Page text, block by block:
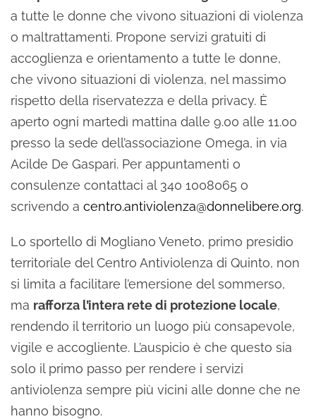
a tutte le donne che vivono situazioni di violenza
o maltrattamenti. Propone servizi gratuiti di
accoglienza e orientamento a tutte le donne,
che vivono situazioni di violenza, nel massimo
rispetto della riservatezza e della privacy. È
aperto ogni martedì mattina dalle 9.00 alle 11.00
presso la sede dell’associazione Omega, in via
Acilde De Gaspari. Per appuntamenti o
consulenze contattaci al 340 1008065 o
scrivendo a centro.antiviolenza@donnelibere.org.
Lo sportello di Mogliano Veneto, primo presidio
territoriale del Centro Antiviolenza di Quinto, non
si limita a facilitare l’emersione del sommerso,
ma rafforza l’intera rete di protezione locale,
rendendo il territorio un luogo più consapevole,
vigile e accogliente. L’auspicio è che questo sia
solo il primo passo per rendere i servizi
antiviolenza sempre più vicini alle donne che ne
hanno bisogno.